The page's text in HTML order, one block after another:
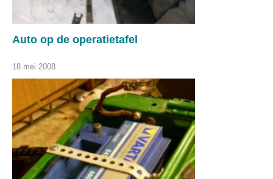
Auto op de operatietafel
18 mei 2008